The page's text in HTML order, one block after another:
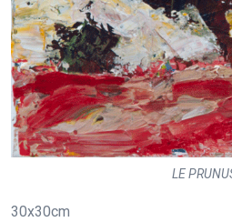
LE
30x30cm